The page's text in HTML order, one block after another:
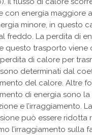
con energia maggiore
minore, in questo
freddo. La perdita di
questo trasporto viene
di calore per
determinati dal
del calore. Altre
di energia sono la
e l’irraggiamento. La
può essere ridotta
l’irraggiamento sulla